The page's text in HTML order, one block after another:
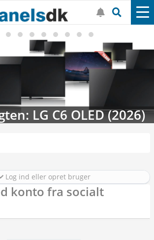
LG C6 OLED (2026)
Log ind eller opret bruger
konto fra socialt